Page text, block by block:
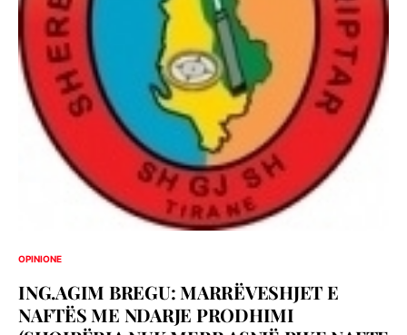
OPINIONE
ING.AGIM BREGU: MARRËVESHJET E
NAFTËS ME NDARJE PRODHIMI